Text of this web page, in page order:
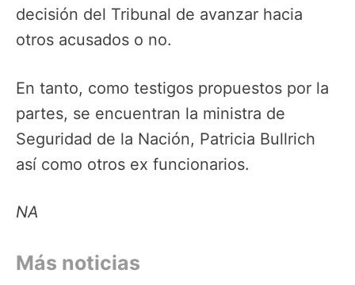
decisión del Tribunal de avanzar hacia
otros acusados o no.
En tanto, como testigos propuestos por la
partes, se encuentran la ministra de
Seguridad de la Nación, Patricia Bullrich
así como otros ex funcionarios.
NA
Más noticias